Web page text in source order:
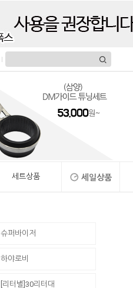
세트상품 세일상품
슈퍼바이저
하야로비
[리터별]30리터대